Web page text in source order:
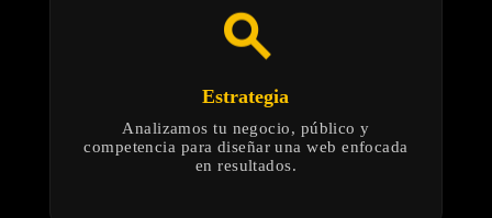
search
Estrategia
Analizamos tu negocio, público y
competencia para diseñar una web enfocada
en resultados.